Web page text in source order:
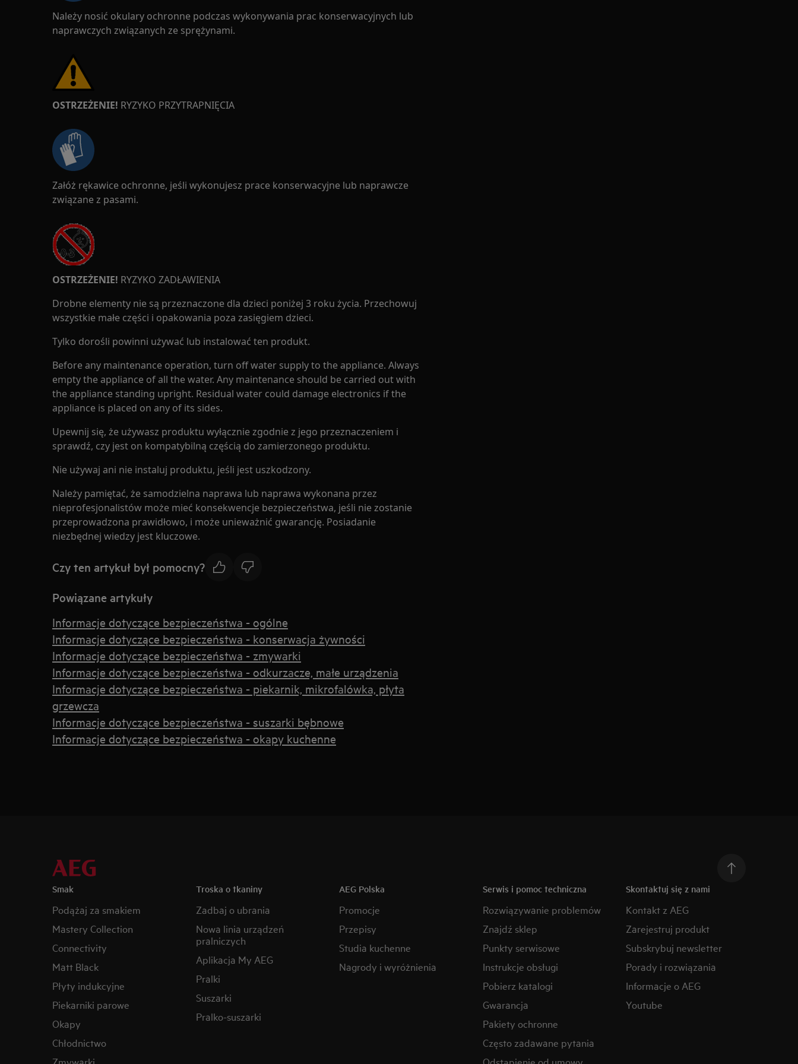
Należy nosić okulary ochronne podczas wykonywania prac konserwacyjnych lub
naprawczych związanych ze sprężynami.
OSTRZEŻENIE! RYZYKO PRZYTRAPNIĘCIA
Załóż rękawice ochronne, jeśli wykonujesz prace konserwacyjne lub naprawcze
związane z pasami.
OSTRZEŻENIE! RYZYKO ZADŁAWIENIA
Drobne elementy nie są przeznaczone dla dzieci poniżej 3 roku życia. Przechowuj
wszystkie małe części i opakowania poza zasięgiem dzieci.
Tylko dorośli powinni używać lub instalować ten produkt.
Before any maintenance operation, turn off water supply to the appliance. Always
empty the appliance of all the water. Any maintenance should be carried out with
the appliance standing upright. Residual water could damage electronics if the
appliance is placed on any of its sides.
Upewnij się, że używasz produktu wyłącznie zgodnie z jego przeznaczeniem i
sprawdź, czy jest on kompatybilną częścią do zamierzonego produktu.
Nie używaj ani nie instaluj produktu, jeśli jest uszkodzony.
Należy pamiętać, że samodzielna naprawa lub naprawa wykonana przez
nieprofesjonalistów może mieć konsekwencje bezpieczeństwa, jeśli nie zostanie
przeprowadzona prawidłowo, i może unieważnić gwarancję. Posiadanie
niezbędnej wiedzy jest kluczowe.
Czy ten artykuł był pomocny?
Powiązane artykuły
Informacje dotyczące bezpieczeństwa - ogólne
Informacje dotyczące bezpieczeństwa - konserwacja żywności
Informacje dotyczące bezpieczeństwa - zmywarki
Informacje dotyczące bezpieczeństwa - odkurzacze, małe urządzenia
Informacje dotyczące bezpieczeństwa - piekarnik, mikrofalówka, płyta
grzewcza
Informacje dotyczące bezpieczeństwa - suszarki bębnowe
Informacje dotyczące bezpieczeństwa - okapy kuchenne
Smak
Podążaj za smakiem
Mastery Collection
Connectivity
Matt Black
Płyty indukcyjne
Piekarniki parowe
Okapy
Chłodnictwo
Troska o tkaniny
Zadbaj o ubrania
Nowa linia urządzeń
pralniczych
Aplikacja My AEG
Pralki
Suszarki
Pralko-suszarki
AEG Polska
Promocje
Przepisy
Studia kuchenne
Nagrody i wyróżnienia
Serwis i pomoc techniczna
Rozwiązywanie problemów
Znajdź sklep
Punkty serwisowe
Instrukcje obsługi
Pobierz katalogi
Gwarancja
Pakiety ochronne
Często zadawane pytania
Skontaktuj się z nami
Kontakt z AEG
Zarejestruj produkt
Subskrybuj newsletter
Porady i rozwiązania
Informacje o AEG
Youtube